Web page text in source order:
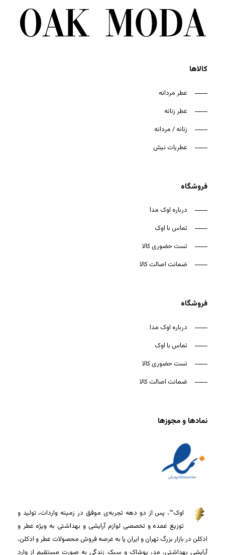
کالاها
عطر مردانه
عطر زنانه
زنانه / مردانه
عطریات نیش
فروشگاه
درباره اوک مدا
تماس با اوک
تست حضوری کالا
ضمانت اصالت کالا
فروشگاه
درباره اوک مدا
تماس با اوک
تست حضوری کالا
ضمانت اصالت کالا
نمادها و مجوزها
اوک™، پس از دو دهه تجربه‌ی موفق در زمینه واردات، تولید و
توزیع عمده و تخصصی لوازم آرایشی و بهداشتی به ویژه عطر و
ادکلن در بازار بزرگ تهران و ایران پا به عرصه فروش محصولات عطر و ادکلن،
آرایشی بهداشتی، مد، پوشاک و سبک زندگی به صورت مستقیم از وارد